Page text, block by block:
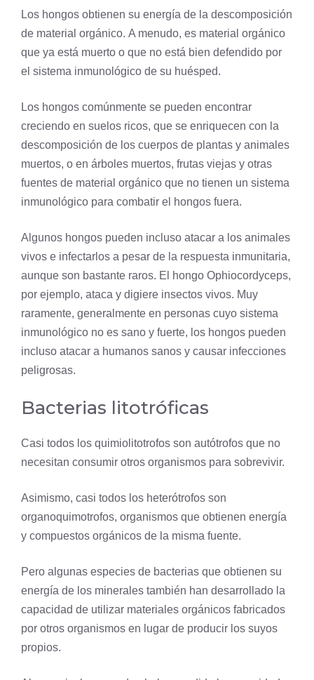
Los hongos obtienen su energía de la descomposición
de material orgánico. A menudo, es material orgánico
que ya está muerto o que no está bien defendido por
el sistema inmunológico de su huésped.
Los hongos comúnmente se pueden encontrar
creciendo en suelos ricos, que se enriquecen con la
descomposición de los cuerpos de plantas y animales
muertos, o en árboles muertos, frutas viejas y otras
fuentes de material orgánico que no tienen un sistema
inmunológico para combatir el hongos fuera.
Algunos hongos pueden incluso atacar a los animales
vivos e infectarlos a pesar de la respuesta inmunitaria,
aunque son bastante raros. El hongo Ophiocordyceps,
por ejemplo, ataca y digiere insectos vivos. Muy
raramente, generalmente en personas cuyo sistema
inmunológico no es sano y fuerte, los hongos pueden
incluso atacar a humanos sanos y causar infecciones
peligrosas.
Bacterias litotróficas
Casi todos los quimiolitotrofos son autótrofos que no
necesitan consumir otros organismos para sobrevivir.
Asimismo, casi todos los heterótrofos son
organoquimotrofos, organismos que obtienen energía
y compuestos orgánicos de la misma fuente.
Pero algunas especies de bacterias que obtienen su
energía de los minerales también han desarrollado la
capacidad de utilizar materiales orgánicos fabricados
por otros organismos en lugar de producir los suyos
propios.